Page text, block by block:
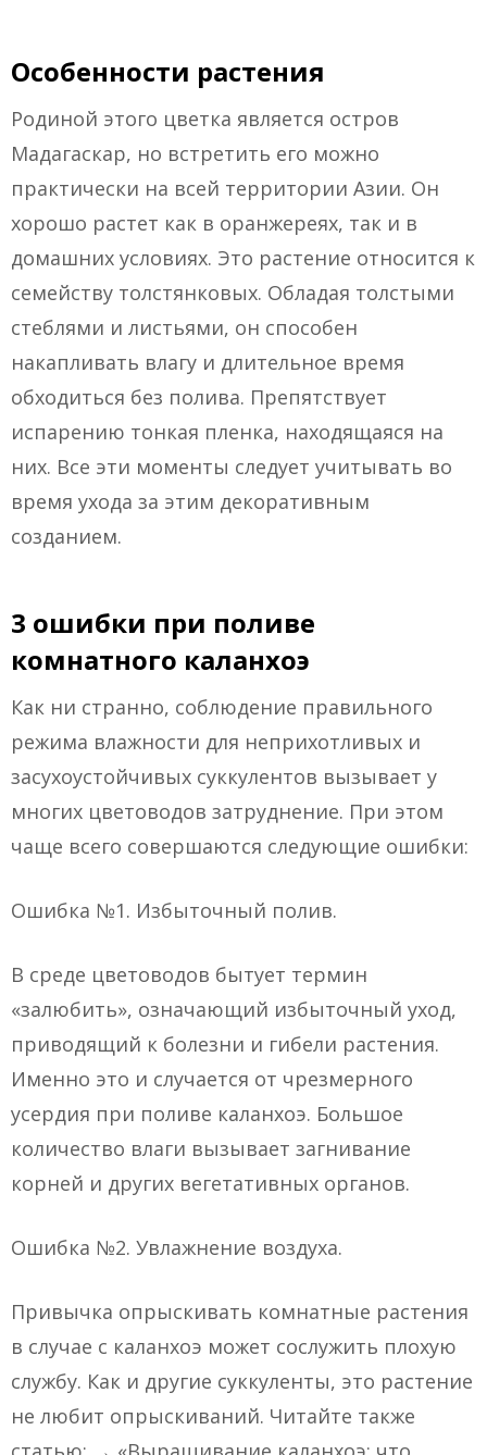
Особенности растения
Родиной этого цветка является остров
Мадагаскар, но встретить его можно
практически на всей территории Азии. Он
хорошо растет как в оранжереях, так и в
домашних условиях. Это растение относится к
семейству толстянковых. Обладая толстыми
стеблями и листьями, он способен
накапливать влагу и длительное время
обходиться без полива. Препятствует
испарению тонкая пленка, находящаяся на
них. Все эти моменты следует учитывать во
время ухода за этим декоративным
созданием.
3 ошибки при поливе
комнатного каланхоэ
Как ни странно, соблюдение правильного
режима влажности для неприхотливых и
засухоустойчивых суккулентов вызывает у
многих цветоводов затруднение. При этом
чаще всего совершаются следующие ошибки:
Ошибка №1. Избыточный полив.
В среде цветоводов бытует термин
«залюбить», означающий избыточный уход,
приводящий к болезни и гибели растения.
Именно это и случается от чрезмерного
усердия при поливе каланхоэ. Большое
количество влаги вызывает загнивание
корней и других вегетативных органов.
Ошибка №2. Увлажнение воздуха.
Привычка опрыскивать комнатные растения
в случае с каланхоэ может сослужить плохую
службу. Как и другие суккуленты, это растение
не любит опрыскиваний. Читайте также